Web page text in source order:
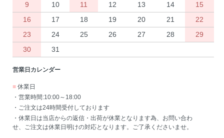
9
10 11 12 13 14
15
16
17 18 19 20 21
22
23
24 25 26 27 28
29
30
31
営業日カレンダー
■ 休業日
・営業時間:10:00～18:00
・ご注文は24時間受付しております
・休業日は当店からの返信・出荷が休業となります為、お問い合わ
せ、ご注文は休業日明けの対応となります。ご了承くださいませ。